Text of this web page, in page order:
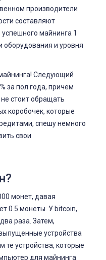
производители
составляют
майнинга 1
оборудования и уровня
майнинга! Следующий
за пол года, причем
стоит обращать
коробочек, которые
спешу немного
свои
монет, давая
0.5 монеты. У bitcoin,
раза. Затем,
устройства
те устройства, которые
для майнинга